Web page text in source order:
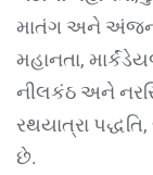
માતંગ અને અંજન
મહાનતા,
નીલકંઠ અને
રથયાત્રા
છે.